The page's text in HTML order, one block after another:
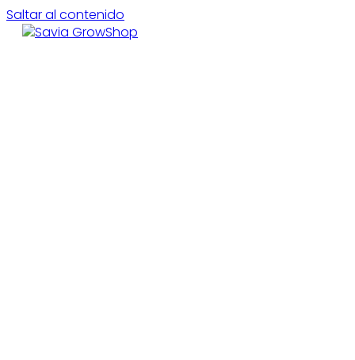
Saltar al contenido